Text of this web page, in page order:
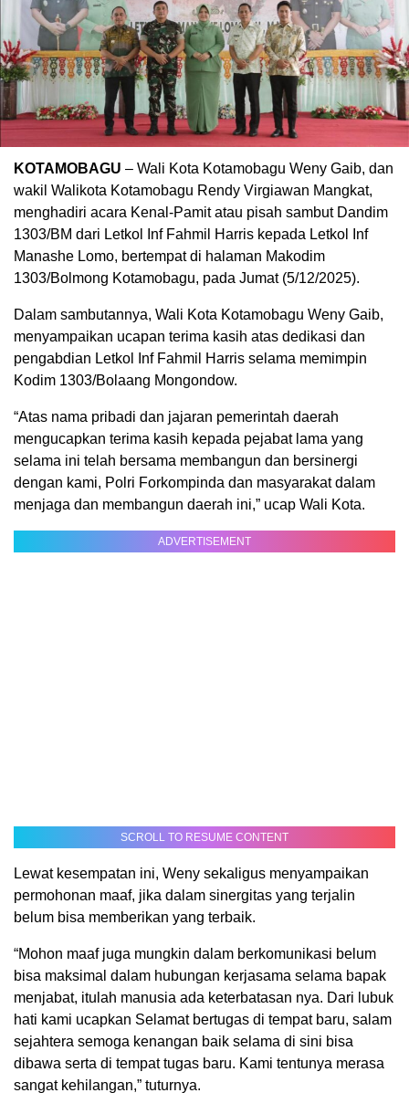
KOTAMOBAGU – Wali Kota Kotamobagu Weny Gaib, dan
wakil Walikota Kotamobagu Rendy Virgiawan Mangkat,
menghadiri acara Kenal-Pamit atau pisah sambut Dandim
1303/BM dari Letkol Inf Fahmil Harris kepada Letkol Inf
Manashe Lomo, bertempat di halaman Makodim
1303/Bolmong Kotamobagu, pada Jumat (5/12/2025).
Dalam sambutannya, Wali Kota Kotamobagu Weny Gaib,
menyampaikan ucapan terima kasih atas dedikasi dan
pengabdian Letkol Inf Fahmil Harris selama memimpin
Kodim 1303/Bolaang Mongondow.
“Atas nama pribadi dan jajaran pemerintah daerah
mengucapkan terima kasih kepada pejabat lama yang
selama ini telah bersama membangun dan bersinergi
dengan kami, Polri Forkompinda dan masyarakat dalam
menjaga dan membangun daerah ini,” ucap Wali Kota.
ADVERTISEMENT
SCROLL TO RESUME CONTENT
Lewat kesempatan ini, Weny sekaligus menyampaikan
permohonan maaf, jika dalam sinergitas yang terjalin
belum bisa memberikan yang terbaik.
“Mohon maaf juga mungkin dalam berkomunikasi belum
bisa maksimal dalam hubungan kerjasama selama bapak
menjabat, itulah manusia ada keterbatasan nya. Dari lubuk
hati kami ucapkan Selamat bertugas di tempat baru, salam
sejahtera semoga kenangan baik selama di sini bisa
dibawa serta di tempat tugas baru. Kami tentunya merasa
sangat kehilangan,” tuturnya.